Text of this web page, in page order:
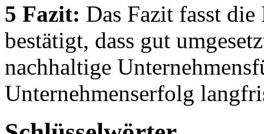
5 Fazit: Das Fazit fasst die
bestätigt, dass gut
nachhaltige
Unternehmenserfolg